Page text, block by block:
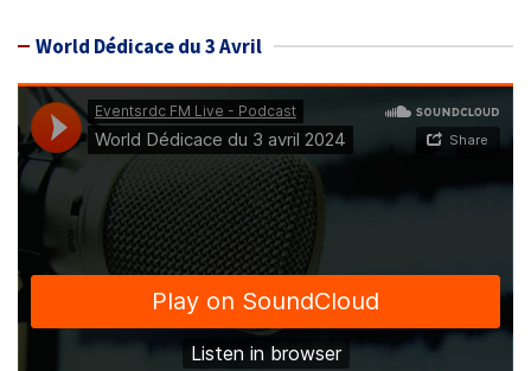
World Dédicace du 3 Avril